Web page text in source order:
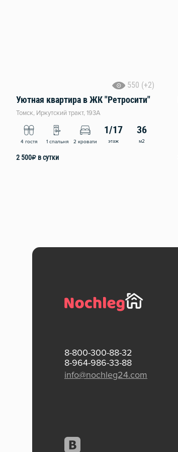
550 (+2)
Уютная квартира в ЖК "Ретросити"
Томск, Иркутский тракт, 193А
4 гостя 1 спальня 2 кровати
1/17
этаж
36
м2
2 500₽ в сутки
8-800-300-88-32
8-964-986-33-88
info@nochleg24.com